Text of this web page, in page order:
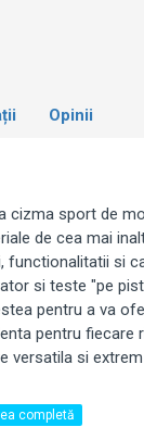
Opinii
cizma sport de
de cea mai
si
si teste "pe
pentru a va
pentru fiecare
versatila si